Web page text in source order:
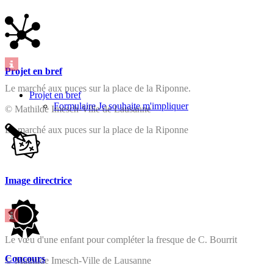
Le marché aux puces sur la place de la Riponne.
© Mathilde Imesch-Ville de Lausanne
Le marché aux puces sur la place de la Riponne
Le vœu d'une enfant pour compléter la fresque de C. Bourrit
© Mathilde Imesch-Ville de Lausanne
Projet en bref
Projet en bref
Formulaire Je souhaite m'impliquer
Image directrice
Concours